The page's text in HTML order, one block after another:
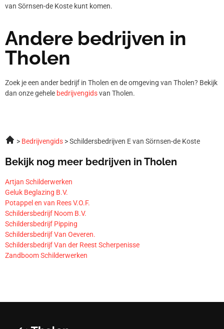
van Sörnsen-de Koste kunt komen.
Andere bedrijven in
Tholen
Zoek je een ander bedrijf in Tholen en de omgeving van Tholen? Bekijk
dan onze gehele bedrijvengidsvan Tholen.
Bedrijvengids Schildersbedrijven E van Sörnsen-de Koste
Bekijk nog meer bedrijven in Tholen
Artjan Schilderwerken
Geluk Beglazing B.V.
Potappel en van Rees V.O.F.
Schildersbedrijf Noom B.V.
Schildersbedrijf Pipping
Schildersbedrijf Van Oeveren.
Schildersbedrijf Van der Reest Scherpenisse
Zandboom Schilderwerken